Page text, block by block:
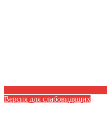
Версия для слабовидящих